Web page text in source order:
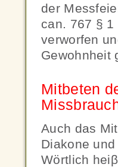
der
can. 767 §
verworfen
Gewohnheit
Mitbeten
Auch das
Diakone
Wörtlich